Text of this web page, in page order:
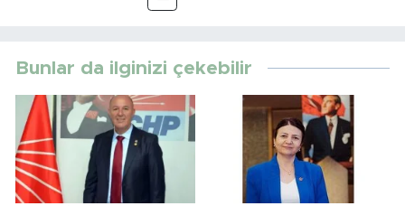
Bunlar da ilginizi çekebilir